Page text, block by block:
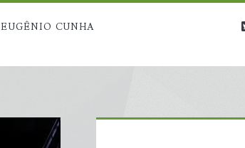
EUGÊNIO CUNHA